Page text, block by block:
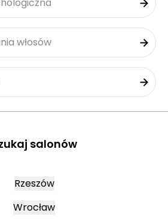
włosów
salonów
Rzeszów
Wrocław